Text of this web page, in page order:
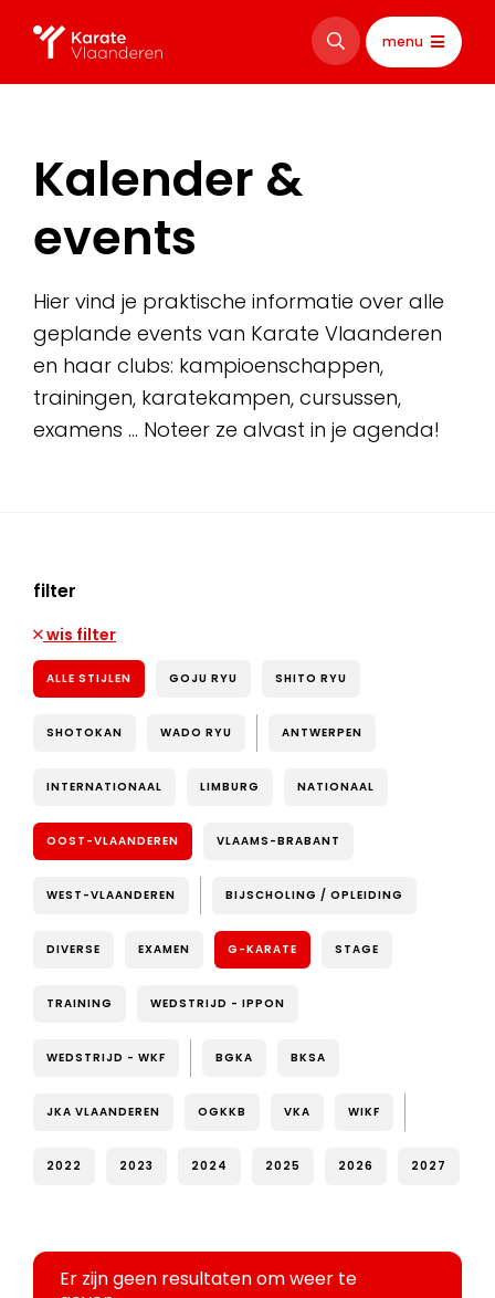
menu
Kalender &
events
Hier vind je praktische informatie over alle
geplande events van Karate Vlaanderen
en haar clubs: kampioenschappen,
trainingen, karatekampen, cursussen,
examens … Noteer ze alvast in je agenda!
filter
wis filter
ALLE STIJLEN GOJU RYU SHITO RYU
SHOTOKAN WADO RYU ANTWERPEN
INTERNATIONAAL LIMBURG NATIONAAL
OOST-VLAANDEREN VLAAMS-BRABANT
WEST-VLAANDEREN BIJSCHOLING / OPLEIDING
DIVERSE EXAMEN G-KARATE STAGE
TRAINING WEDSTRIJD - IPPON
WEDSTRIJD - WKF BGKA BKSA
JKA VLAANDEREN OGKKB VKA WIKF
2022 2023 2024 2025 2026 2027
Er zijn geen resultaten om weer te